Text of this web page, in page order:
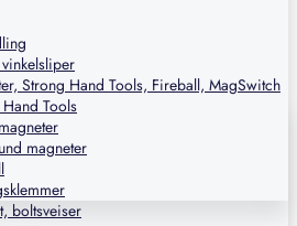
Strong Hand Tools, Fireball, MagSwitch
Tools
magneter
boltsveiser